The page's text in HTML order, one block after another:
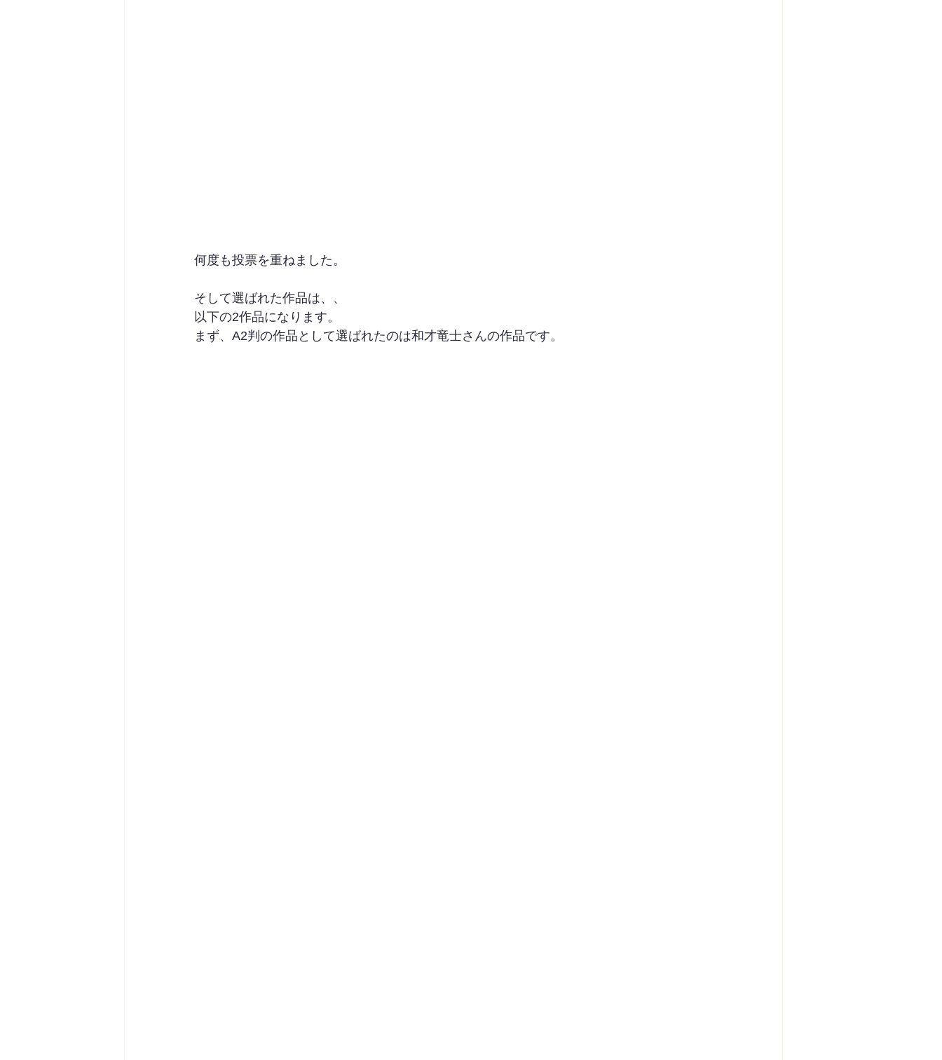
何度も投票を重ねました。
そして選ばれた作品は、、
以下の2作品になります。
まず、A2判の作品として選ばれたのは和才竜士さんの作品です。